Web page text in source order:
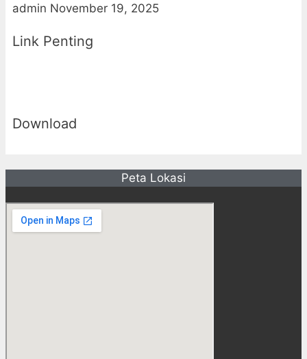
admin November 19, 2025
Link Penting
Download
Peta Lokasi